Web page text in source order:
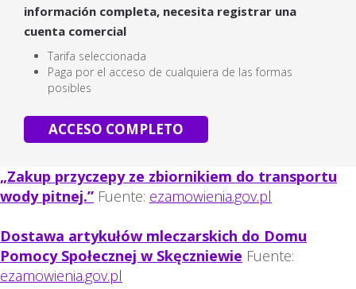
información completa, necesita registrar una
cuenta comercial
Tarifa seleccionada
Paga por el acceso de cualquiera de las formas
posibles
ACCESO COMPLETO
„Zakup przyczepy ze zbiornikiem do transportu
wody pitnej.” Fuente: ezamowienia.gov.pl
Dostawa artykułów mleczarskich do Domu
Pomocy Społecznej w Skęczniewie Fuente:
ezamowienia.gov.pl